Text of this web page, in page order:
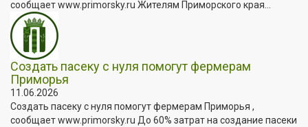
сообщает www.primorsky.ru Жителям Приморского края...
Создать пасеку с нуля помогут фермерам
Приморья
11.06.2026
Создать пасеку с нуля помогут фермерам Приморья ,
сообщает www.primorsky.ru До 60% затрат на создание пасеки